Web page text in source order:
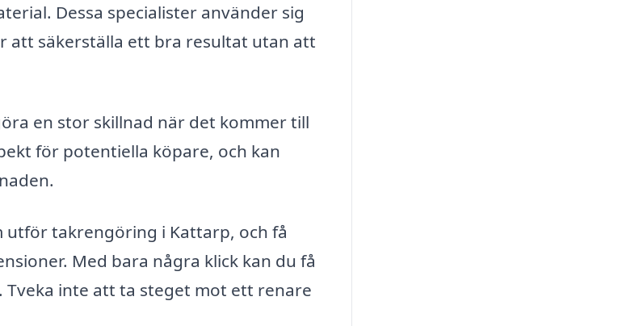
Dessa specialister använder sig
att säkerställa ett bra resultat utan att
en stor skillnad när det kommer till
för potentiella köpare, och kan
takrengöring i Kattarp, och få
Med bara några klick kan du få
inte att ta steget mot ett renare